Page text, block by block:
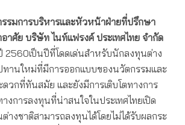
รรมการบริหารและหัวหน้าฝ่ายที่ปรึกษา
าศัย บริษัท ไนท์แฟรงค์ ประเทศไทย จำกัด
2560เป็นปีที่โดดเด่นสำหรับนักลงทุนต่าง
ทานใหม่ที่มีการออกแบบของนวัตกรรมและ
วกที่ทันสมัย และยังมีการเติบโตทางการ
งการลงทุนที่น่าสนใจในประเทศไทยเปิด
างชาติสามารถลงทุนได้โดยไม่ได้รับผลกระ